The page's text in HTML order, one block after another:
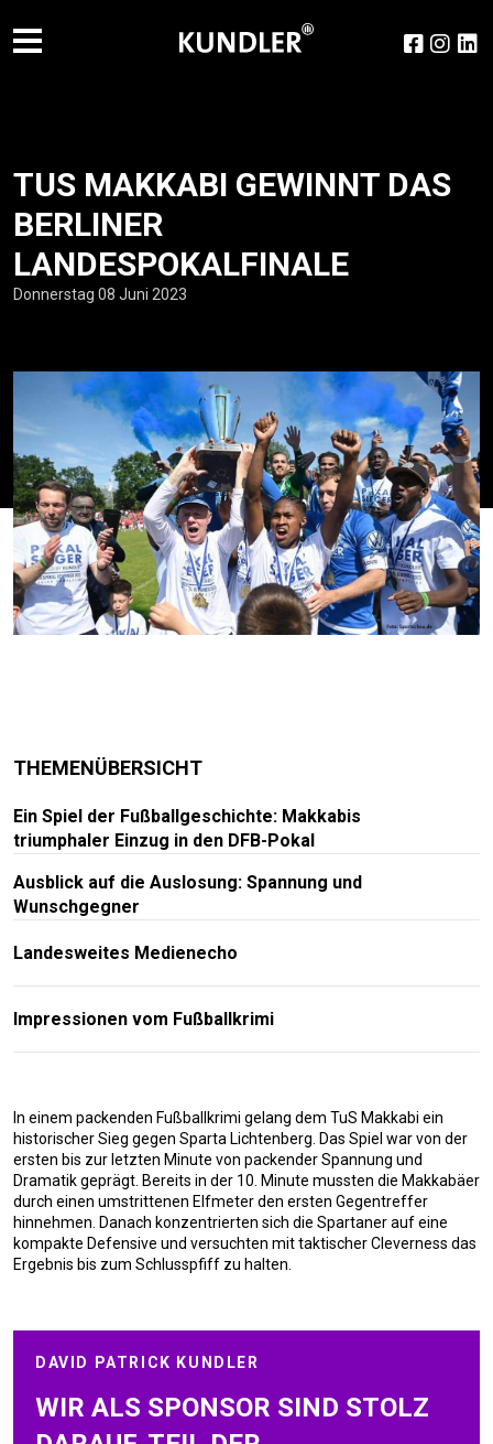
TUS MAKKABI GEWINNT DAS
BERLINER
LANDESPOKALFINALE
Donnerstag 08 Juni 2023
THEMENÜBERSICHT
Ein Spiel der Fußballgeschichte: Makkabis
triumphaler Einzug in den DFB-Pokal
Ausblick auf die Auslosung: Spannung und
Wunschgegner
Landesweites Medienecho
Impressionen vom Fußballkrimi
In einem packenden Fußballkrimi gelang dem TuS Makkabi ein
historischer Sieg gegen Sparta Lichtenberg. Das Spiel war von der
ersten bis zur letzten Minute von packender Spannung und
Dramatik geprägt. Bereits in der 10. Minute mussten die Makkabäer
durch einen umstrittenen Elfmeter den ersten Gegentreffer
hinnehmen. Danach konzentrierten sich die Spartaner auf eine
kompakte Defensive und versuchten mit taktischer Cleverness das
Ergebnis bis zum Schlusspfiff zu halten.
DAVID PATRICK KUNDLER
WIR ALS SPONSOR SIND STOLZ